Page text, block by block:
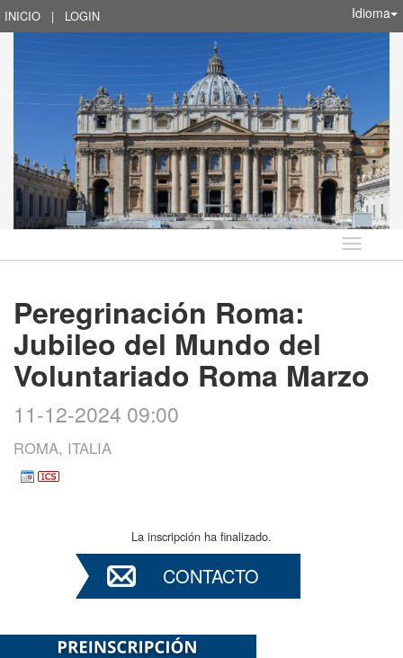
INICIO | LOGIN Idioma
Idioma
Peregrinación Roma:
Jubileo del Mundo del
Voluntariado Roma Marzo
11-12-2024 09:00
ROMA, ITALIA
La inscripción ha finalizado.
CONTACTO